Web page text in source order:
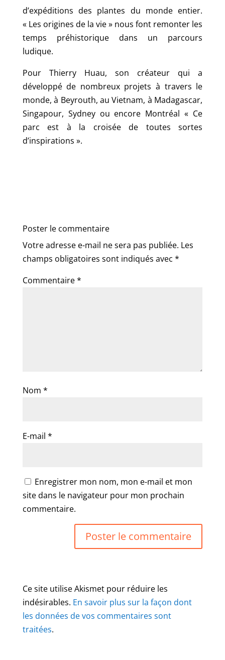
d’expéditions des plantes du monde entier.
« Les origines de la vie » nous font remonter les
temps préhistorique dans un parcours
ludique.
Pour Thierry Huau, son créateur qui a
développé de nombreux projets à travers le
monde, à Beyrouth, au Vietnam, à Madagascar,
Singapour, Sydney ou encore Montréal « Ce
parc est à la croisée de toutes sortes
d’inspirations ».
Poster le commentaire
Votre adresse e-mail ne sera pas publiée. Les
champs obligatoires sont indiqués avec *
Commentaire*
Nom *
E-mail *
Enregistrer mon nom, mon e-mail et mon
site dans le navigateur pour mon prochain
commentaire.
Ce site utilise Akismet pour réduire les
indésirables. En savoir plus sur la façon dont
les données de vos commentaires sont
traitées.